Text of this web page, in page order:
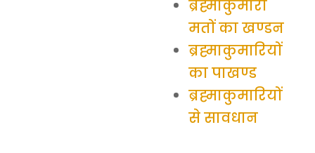
ब्रह्माकुमारी
मतों का खण्डन
ब्रह्माकुमारियों
का पाखण्ड
ब्रह्माकुमारियों
से सावधान